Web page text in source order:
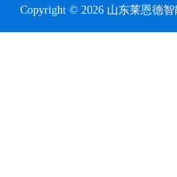
Copyright © 2026 山东莱恩德